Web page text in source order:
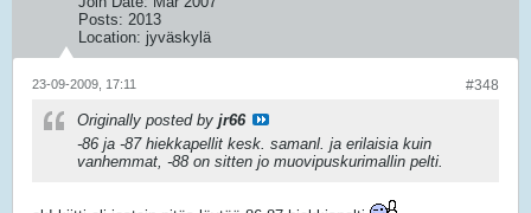
Posts: 2013
Location: jyväskylä
#348
23-09-2009, 17:11
Originally posted by jr66
-86 ja -87 hiekkapellit kesk. samanl. ja erilaisia kuin
vanhemmat, -88 on sitten jo muovipuskurimallin pelti.